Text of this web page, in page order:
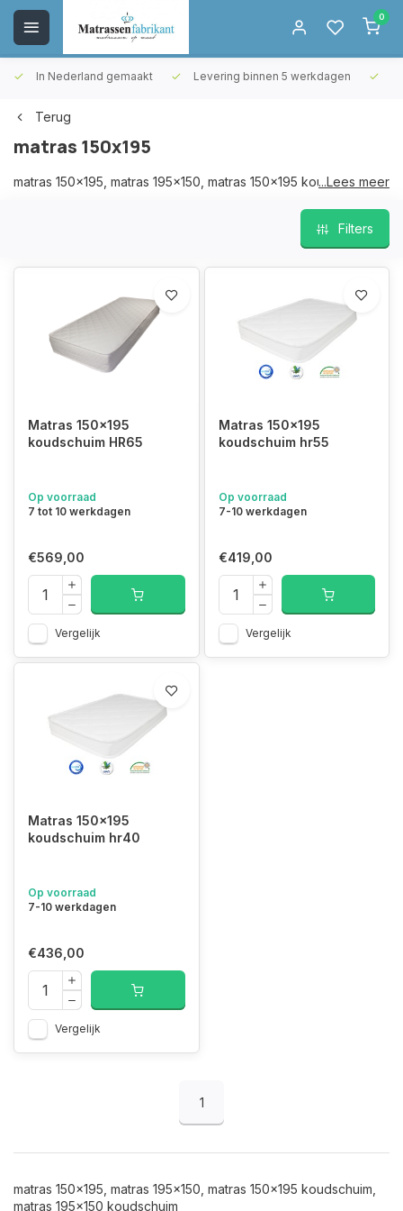
0
In Nederland gemaakt Levering binnen 5 werkdagen
Terug
matras 150x195
matras 150x195, matras 195x150, matras 150x195 koudschuim,
...Lees meer
Filters
Matras 150x195
koudschuim HR65
Op voorraad
7 tot 10 werkdagen
€569,00
Vergelijk
Matras 150x195
koudschuim hr55
Op voorraad
7-10 werkdagen
€419,00
Vergelijk
Matras 150x195
koudschuim hr40
Op voorraad
7-10 werkdagen
€436,00
Vergelijk
1
matras 150x195, matras 195x150, matras 150x195 koudschuim,
matras 195x150 koudschuim